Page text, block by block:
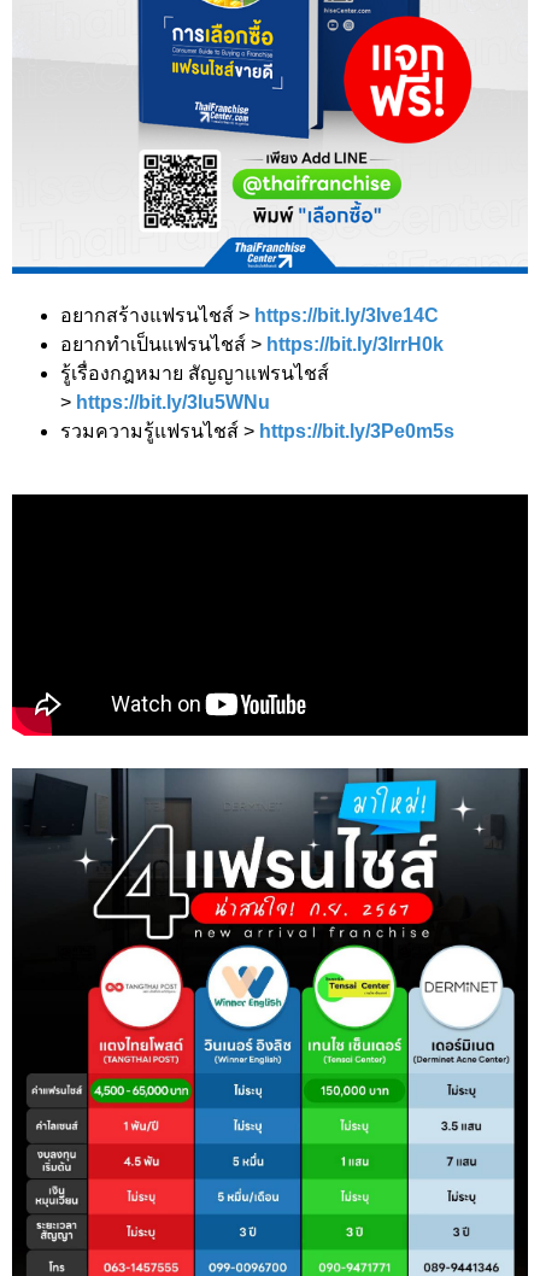
อยากสร้างแฟรนไชส์ > https://bit.ly/3Ive14C
อยากทำเป็นแฟรนไชส์ > https://bit.ly/3IrrH0k
รู้เรื่องกฎหมาย สัญญาแฟรนไชส์
> https://bit.ly/3Iu5WNu
รวมความรู้แฟรนไชส์ > https://bit.ly/3Pe0m5s